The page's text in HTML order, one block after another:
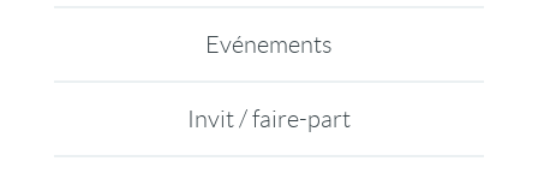
Evénements
Invit / faire-part